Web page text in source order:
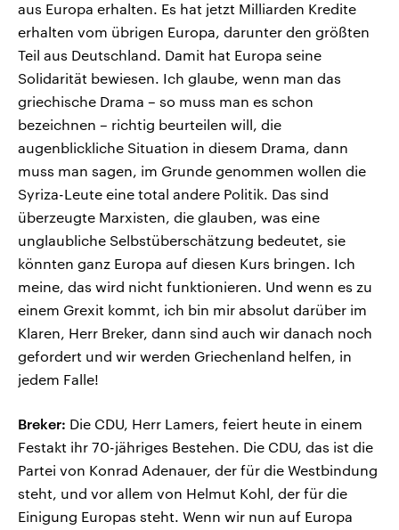
aus Europa erhalten. Es hat jetzt Milliarden Kredite
erhalten vom übrigen Europa, darunter den größten
Teil aus Deutschland. Damit hat Europa seine
Solidarität bewiesen. Ich glaube, wenn man das
griechische Drama – so muss man es schon
bezeichnen – richtig beurteilen will, die
augenblickliche Situation in diesem Drama, dann
muss man sagen, im Grunde genommen wollen die
Syriza-Leute eine total andere Politik. Das sind
überzeugte Marxisten, die glauben, was eine
unglaubliche Selbstüberschätzung bedeutet, sie
könnten ganz Europa auf diesen Kurs bringen. Ich
meine, das wird nicht funktionieren. Und wenn es zu
einem Grexit kommt, ich bin mir absolut darüber im
Klaren, Herr Breker, dann sind auch wir danach noch
gefordert und wir werden Griechenland helfen, in
jedem Falle!
Breker: Die CDU, Herr Lamers, feiert heute in einem
Festakt ihr 70-jähriges Bestehen. Die CDU, das ist die
Partei von Konrad Adenauer, der für die Westbindung
steht, und vor allem von Helmut Kohl, der für die
Einigung Europas steht. Wenn wir nun auf Europa